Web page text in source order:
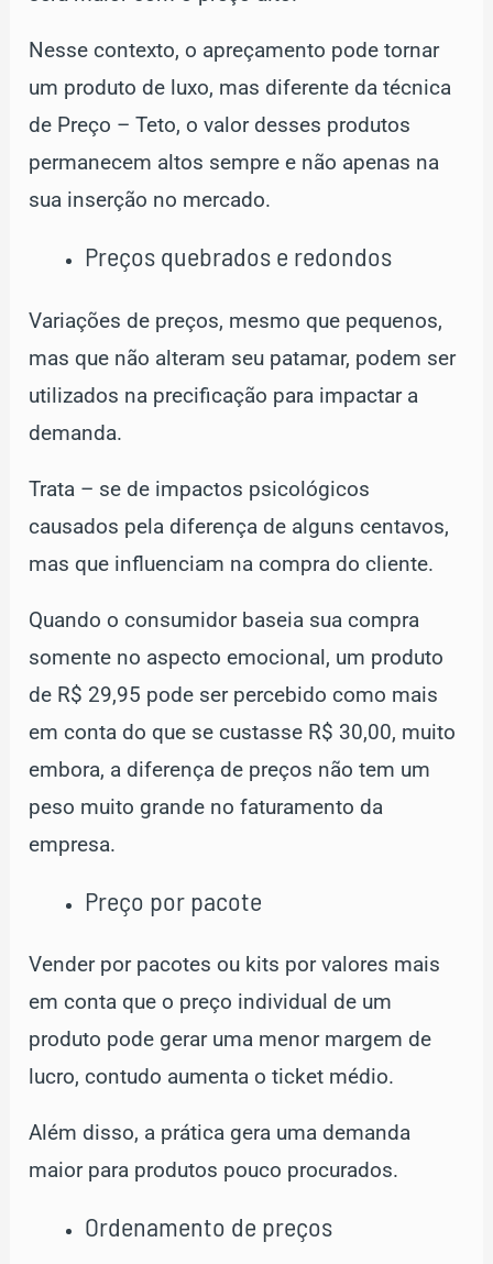
Nesse contexto, o apreçamento pode tornar
um produto de luxo, mas diferente da técnica
de Preço – Teto, o valor desses produtos
permanecem altos sempre e não apenas na
sua inserção no mercado.
Preços quebrados e redondos
Variações de preços, mesmo que pequenos,
mas que não alteram seu patamar, podem ser
utilizados na precificação para impactar a
demanda.
Trata – se de impactos psicológicos
causados pela diferença de alguns centavos,
mas que influenciam na compra do cliente.
Quando o consumidor baseia sua compra
somente no aspecto emocional, um produto
de R$ 29,95 pode ser percebido como mais
em conta do que se custasse R$ 30,00, muito
embora, a diferença de preços não tem um
peso muito grande no faturamento da
empresa.
Preço por pacote
Vender por pacotes ou kits por valores mais
em conta que o preço individual de um
produto pode gerar uma menor margem de
lucro, contudo aumenta o ticket médio.
Além disso, a prática gera uma demanda
maior para produtos pouco procurados.
Ordenamento de preços